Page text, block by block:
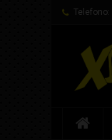
Telefono: